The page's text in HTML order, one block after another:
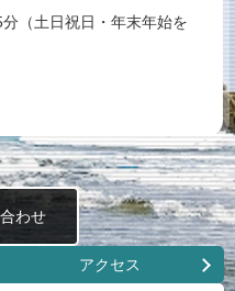
わせ
アクセス
（土日祝日・年末年始を